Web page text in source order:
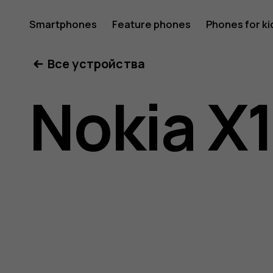
Nokia
X10
user
Smartphones Feature phones Phones for
Все устройства
Nokia